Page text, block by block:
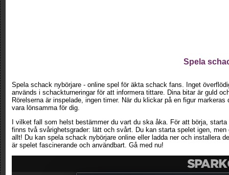
Spela
Spela schack nybörjare - online spel för äkta schack fans. Inget
används i schackturneringar för att informera tittare. Dina bitar är guld
Rörelserna är inspelade, ingen timer. När du klickar på en figur
vara lönsamma för dig.
I vilket fall som helst bestämmer du vart du ska åka. För att börja,
finns två svårighetsgrader: lätt och svårt. Du kan starta spelet igen,
allt! Du kan spela schack nybörjare online eller ladda ner och installera
är spelet fascinerande och användbart. Gå med nu!